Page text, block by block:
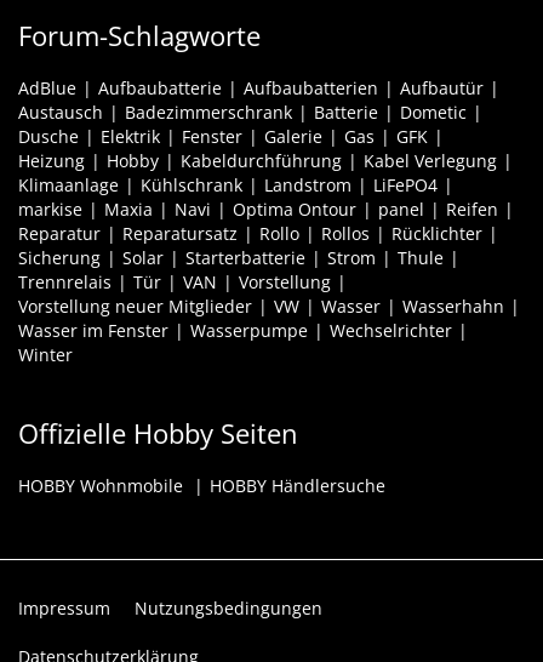
Forum-Schlagworte
AdBlue Aufbaubatterie Aufbaubatterien
Aufbautür
Austausch
Badezimmerschrank Batterie
Dometic
Dusche
Elektrik Fenster Galerie Gas
GFK
Heizung
Hobby Kabeldurchführung
Kabel Verlegung
Klimaanlage
Kühlschrank Landstrom
LiFePO4
markise
Maxia Navi Optima Ontour panel
Reifen
Reparatur
Reparatursatz Rollo Rollos
Rücklichter
Sicherung
Solar Starterbatterie Strom
Thule
Trennrelais
Tür VAN
Vorstellung
Vorstellung neuer Mitglieder
VW Wasser
Wasserhahn
Wasser im Fenster
Wasserpumpe
Wechselrichter
Winter
Offizielle Hobby Seiten
HOBBY Wohnmobile HOBBY Händlersuche
Impressum Nutzungsbedingungen
Datenschutzerklärung